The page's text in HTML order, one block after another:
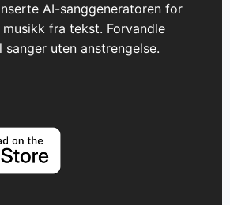
AI-sanggeneratoren for
fra tekst. Forvandle
sanger uten anstrengelse.